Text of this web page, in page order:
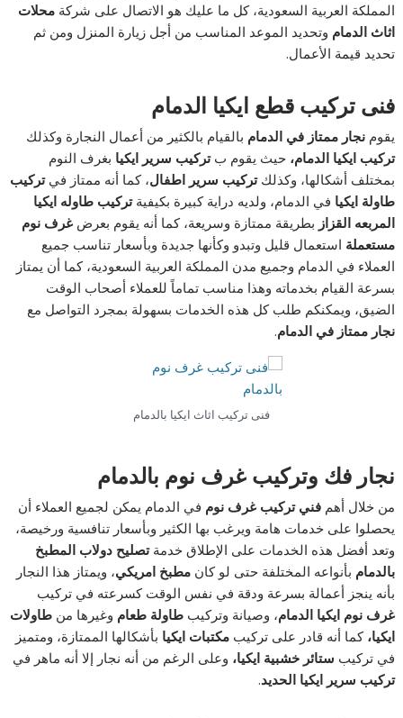
المملكة العربية السعودية، كل ما عليك هو الاتصال على شركةمحلات
اثاث الدمام وتحديد الموعد المناسب من أجل زيارة المنزل ومن ثم
تحديد قيمة الأعمال.
فنى تركيب قطع ايكيا الدمام
يقومنجار ممتاز في الدمام بالقيام بالكثير من أعمال النجارة وكذلك
تركيب ايكيا الدمام، حيث يقوم بتركيب سرير ايكيا بغرف النوم
بمختلف أشكالها، وكذلكتركيب سرير اطفال، كما أنه ممتاز فيتركيب
طاولة ايكيا في الدمام، ولديه دراية كبيرة بكيفيةتركيب طاوله ايكيا
المربعه القزاز بطريقة ممتازة وسريعة، كما أنه يقوم بعرضغرف نوم
مستعملة استعمال قليل وتبدو وكأنها جديدة وبأسعار تناسب جميع
العملاء في الدمام وجميع مدن المملكة العربية السعودية، كما أن يمتاز
بسرعة القيام بخدماته وهذا مناسب تماماً للعملاء أصحاب الوقت
الضيق، ويمكنكم طلب كل هذه الخدمات بسهولة بمجرد التواصل مع
نجار ممتاز في الدمام.
فنى تركيب اثاث ايكيا بالدمام
نجار فك وتركيب غرف نوم بالدمام
من خلال أهمفني تركيب غرف نوم في الدمام يمكن لجميع العملاء أن
يحصلوا على خدمات هامة ويرغب بها الكثير وبأسعار تنافسية ورخيصة،
وتعد أفضل هذه الخدمات على الإطلاق خدمةتصليح دولاب المطبخ
بالدمام بأنواعه المختلفة حتى لو كانمطبخ امريكي، ويمتاز هذا النجار
بأنه ينجز أعمالة بسرعة ودقة في نفس الوقت كسرعته في تركيب
غرف نوم ايكيا الدمام، وصيانة وتركيبطاولة طعام وغيرها منطاولات
ايكيا،كما أنه قادر على تركيبمكتبات ايكيا بأشكالها الممتازة، ومتميز
في تركيب ستائر خشبية ايكيا، وعلى الرغم من أنه نجار إلا أنه ماهر في
تركيب سرير ايكيا الحديد.